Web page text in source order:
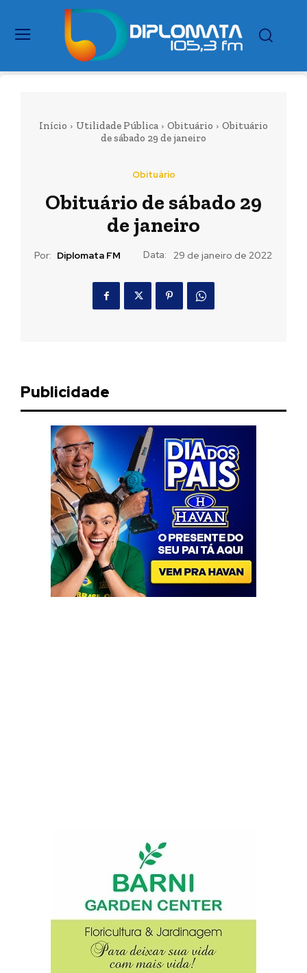
Início Utilidade Pública Obituário
Obituário
de sábado 29 de janeiro
Obituário
Obituário de sábado 29
de janeiro
Por: Diplomata FM Data: 29 de janeiro de 2022
Publicidade